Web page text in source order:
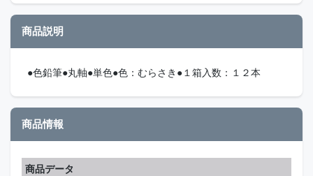
商品説明
●色鉛筆●丸軸●単色●色：むらさき●１箱入数：１２本
商品情報
商品データ